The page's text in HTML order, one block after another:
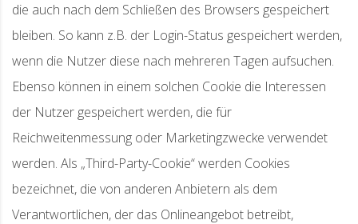
die auch nach dem Schließen des Browsers gespeichert
bleiben. So kann z.B. der Login-Status gespeichert werden,
wenn die Nutzer diese nach mehreren Tagen aufsuchen.
Ebenso können in einem solchen Cookie die Interessen
der Nutzer gespeichert werden, die für
Reichweitenmessung oder Marketingzwecke verwendet
werden. Als „Third-Party-Cookie“ werden Cookies
bezeichnet, die von anderen Anbietern als dem
Verantwortlichen, der das Onlineangebot betreibt,